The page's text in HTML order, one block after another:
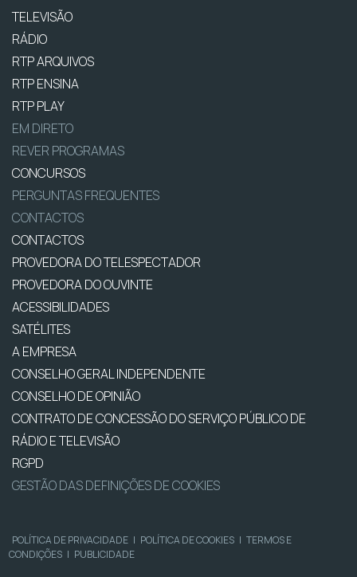
TELEVISÃO
RÁDIO
RTP ARQUIVOS
RTP ENSINA
RTP PLAY
EM DIRETO
REVER PROGRAMAS
CONCURSOS
PERGUNTAS FREQUENTES
CONTACTOS
CONTACTOS
PROVEDORA DO TELESPECTADOR
PROVEDORA DO OUVINTE
ACESSIBILIDADES
SATÉLITES
A EMPRESA
CONSELHO GERAL INDEPENDENTE
CONSELHO DE OPINIÃO
CONTRATO DE CONCESSÃO DO SERVIÇO PÚBLICO DE
RÁDIO E TELEVISÃO
RGPD
GESTÃO DAS DEFINIÇÕES DE COOKIES
POLÍTICA DE PRIVACIDADE | POLÍTICA DE COOKIES | TERMOS E
CONDIÇÕES | PUBLICIDADE